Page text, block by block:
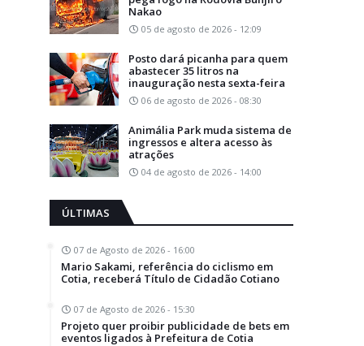
Nakao
05 de agosto de 2026 - 12:09
Posto dará picanha para quem
abastecer 35 litros na
inauguração nesta sexta-feira
06 de agosto de 2026 - 08:30
Animália Park muda sistema de
ingressos e altera acesso às
atrações
04 de agosto de 2026 - 14:00
ÚLTIMAS
07 de Agosto de 2026 - 16:00
Mario Sakami, referência do ciclismo em
Cotia, receberá Título de Cidadão Cotiano
07 de Agosto de 2026 - 15:30
Projeto quer proibir publicidade de bets em
eventos ligados à Prefeitura de Cotia